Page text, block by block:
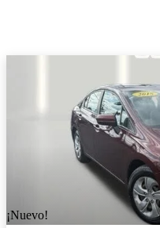
¡Nuevo!